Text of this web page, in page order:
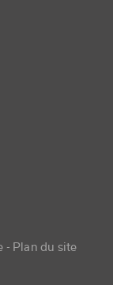
menu
Plan du site